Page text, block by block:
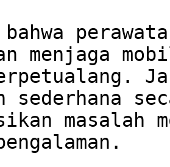
menjaga
sederhana
masalah